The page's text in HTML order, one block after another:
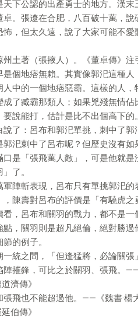
下公認的出產勇士的地方。漢
。張遼在合肥，八百破十萬，
，但太久遠，說了大家可能不
土著（張掖人）。《董卓傳》注
個地痞無賴。其實像郭汜這種
中的一個地痞惡霸。這樣的人
了臧霸那類人；如果兇殘無情
說能打，估計是比不出個高下的。
了：呂布和郭汜單挑，刺中了
汜刺中了呂布呢？但歷史沒有
是「張飛萬人敵」，可是他就是
了。
陣斬表現，呂布只有單挑郭汜
陳壽對呂布的評價是「有驍虎
，呂布和關羽的戰力，都不是
，關羽則是超凡絕倫，絕對勝過
的例子。
統之間，「但逢猛將，必論關張
摧鋒，可比之於關羽、張飛。——
濟傳》
飛也不能超過他。——《魏書·楊
伯傳》